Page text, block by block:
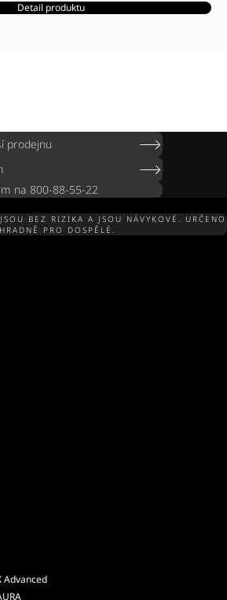
Detail produktu
prodejnu
na 800-88-55-22
BEZ RIZIKA A JSOU NÁVYKOVÉ. URČENO
PRO DOSPĚLÉ.
Advanced